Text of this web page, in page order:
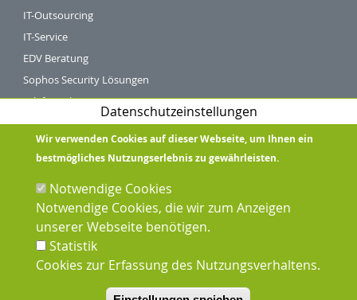
IT-Outsourcing
IT-Service
EDV Beratung
Sophos Security Lösungen
Telefonanlagen
Öffentliche Hand und Verbände
Service
Support
Kundenlogin
Sprachen
Deutsch
Datenschutzeinstellungen
Wir verwenden Cookies auf dieser Webseite, um Ihnen ein
bestmögliches Nutzungserlebnis zu gewährleisten.
Notwendige Cookies
Notwendige Cookies, die wir zum Anzeigen
unserer Webseite benötigen.
Statistik
Cookies zur Erfassung des Nutzungsverhaltens.